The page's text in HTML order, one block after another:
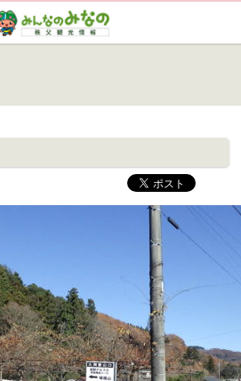
、花情報等の最新情報や観光協会会員情報